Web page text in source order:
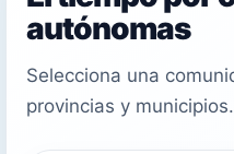
autónomas
Selecciona una
provincias y municipios.